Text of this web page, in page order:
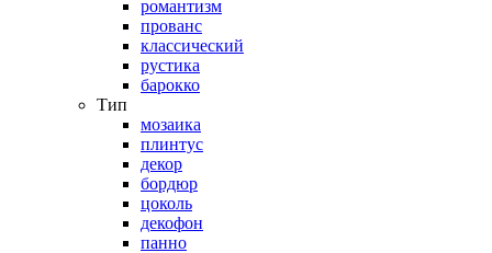
романтизм
прованс
классический
рустика
барокко
Тип
мозаика
плинтус
декор
бордюр
цоколь
декофон
панно